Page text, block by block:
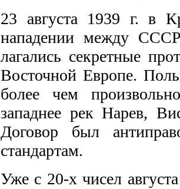
23 августа 1939 г. в
нападении между
лагались секретные
Восточной Европе.
более чем
западнее рек Нарев,
Договор был
стандартам.
Уже с 20-х чисел